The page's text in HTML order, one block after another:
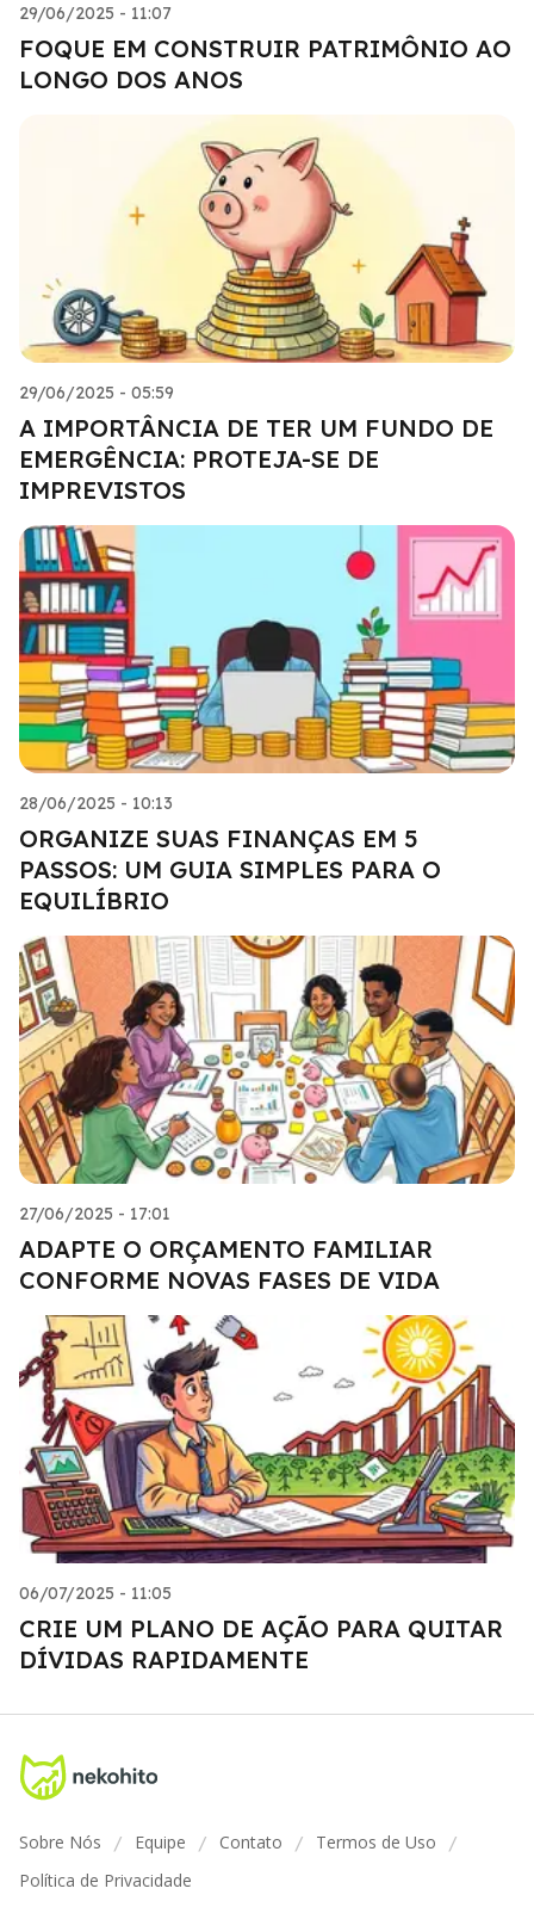
29/06/2025 - 11:07
FOQUE EM CONSTRUIR PATRIMÔNIO AO
LONGO DOS ANOS
29/06/2025 - 05:59
A IMPORTÂNCIA DE TER UM FUNDO DE
EMERGÊNCIA: PROTEJA-SE DE
IMPREVISTOS
28/06/2025 - 10:13
ORGANIZE SUAS FINANÇAS EM 5
PASSOS: UM GUIA SIMPLES PARA O
EQUILÍBRIO
27/06/2025 - 17:01
ADAPTE O ORÇAMENTO FAMILIAR
CONFORME NOVAS FASES DE VIDA
06/07/2025 - 11:05
CRIE UM PLANO DE AÇÃO PARA QUITAR
DÍVIDAS RAPIDAMENTE
Sobre Nós / Equipe / Contato / Termos de Uso /
Política de Privacidade